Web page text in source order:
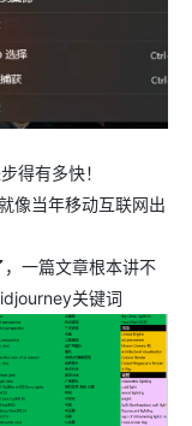
得有多快！
像当年移动互联网出
一篇文章根本讲不
关键词